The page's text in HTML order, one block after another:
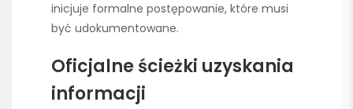
inicjuje formalne postępowanie, które musi
być udokumentowane.
Oficjalne ścieżki uzyskania
informacji